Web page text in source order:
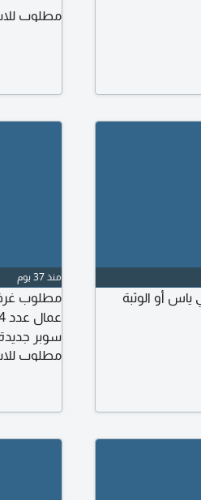
مطلوب
ياس أو الوثبة
منذ 37 يوم
مطلوب غرف
سوبر
كما يوجد
مطلوب